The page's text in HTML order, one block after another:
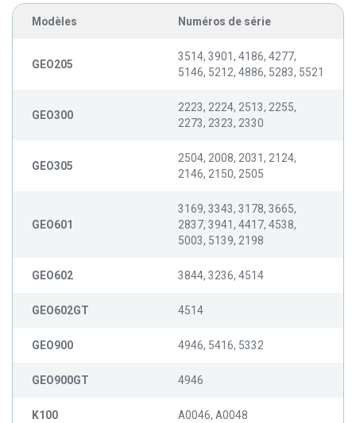
Modèles Numéros de série
GEO205
3514, 3901, 4186, 4277,
5146, 5212, 4886, 5283, 5521
GEO300
2223, 2224, 2513, 2255,
2273, 2323, 2330
GEO305
2504, 2008, 2031, 2124,
2146, 2150, 2505
GEO601
3169, 3343, 3178, 3665,
2837, 3941, 4417, 4538,
5003, 5139, 2198
GEO602 3844, 3236, 4514
GEO602GT 4514
GEO900 4946, 5416, 5332
GEO900GT 4946
K100 A0046, A0048